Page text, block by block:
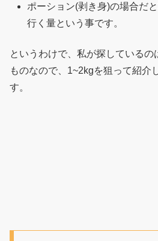
ポーション(剥き身)の場合だ
行く量という事です。
というわけで、私が探している
ものなので、1~2kgを狙って紹介
す。